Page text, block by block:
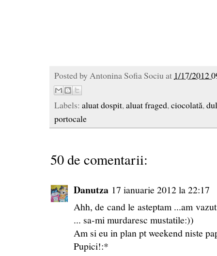
Posted by Antonina Sofia Sociu at 1/17/2012
Labels: aluat dospit,aluat fraged,ciocolată,
portocale
50 de comentarii:
Danutza 17 ianuarie 2012 la 22:17
Ahh, de cand le asteptam ...am
... sa-mi murdaresc mustatile:))
Am si eu in plan pt weekend niste
Pupici!:*